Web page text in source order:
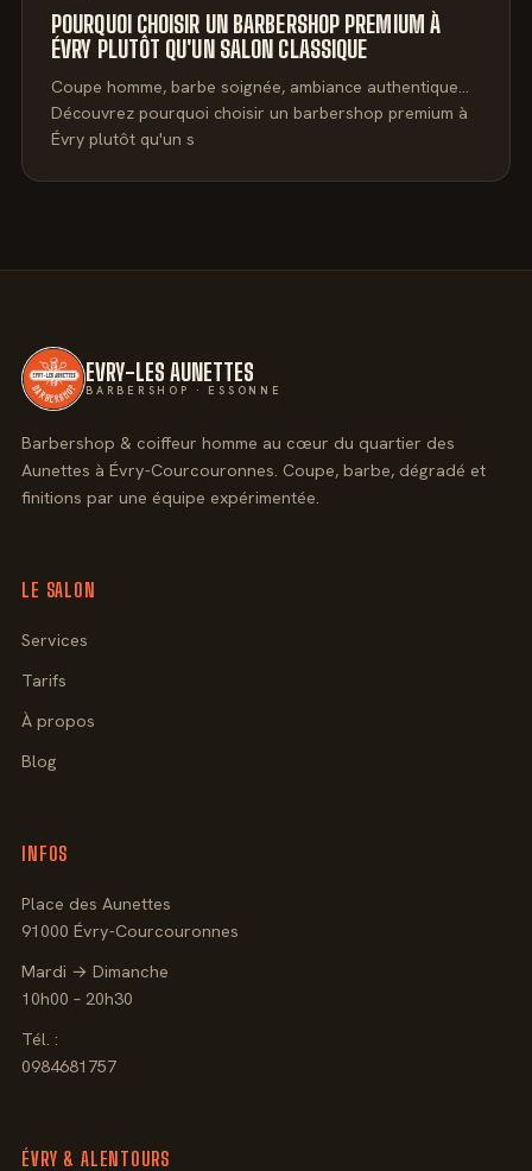
POURQUOI CHOISIR UN BARBERSHOP PREMIUM À
ÉVRY PLUTÔT QU'UN SALON CLASSIQUE
Coupe homme, barbe soignée, ambiance authentique…
Découvrez pourquoi choisir un barbershop premium à
Évry plutôt qu'un s
EVRY-LES AUNETTES
BARBERSHOP · ESSONNE
Barbershop & coiffeur homme au cœur du quartier des
Aunettes à Évry-Courcouronnes. Coupe, barbe, dégradé et
finitions par une équipe expérimentée.
LE SALON
Services
Tarifs
À propos
Blog
INFOS
Place des Aunettes
91000 Évry-Courcouronnes
Mardi → Dimanche
10h00 – 20h30
Tél. :
0984681757
ÉVRY & ALENTOURS